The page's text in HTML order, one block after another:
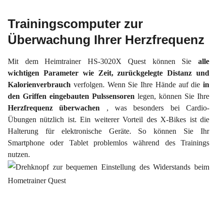
Trainingscomputer zur
Überwachung Ihrer Herzfrequenz
Mit dem Heimtrainer HS-3020X Quest können Sie alle
wichtigen Parameter wie Zeit, zurückgelegte Distanz und
Kalorienverbrauch verfolgen. Wenn Sie Ihre Hände auf die in
den Griffen eingebauten Pulssensoren legen, können Sie Ihre
Herzfrequenz überwachen , was besonders bei Cardio-
Übungen nützlich ist. Ein weiterer Vorteil des X-Bikes ist die
Halterung für elektronische Geräte. So können Sie Ihr
Smartphone oder Tablet problemlos während des Trainings
nutzen.